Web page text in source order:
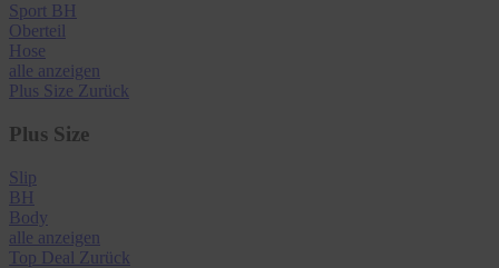
Sport BH
Oberteil
Hose
alle anzeigen
Plus Size Zurück
Plus Size
Slip
BH
Body
alle anzeigen
Top Deal Zurück